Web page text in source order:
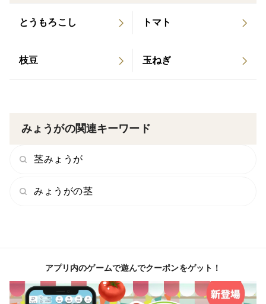
黄色い蕾が伸びてくる場合がありますが引き抜いてもら
ます。
とうもろこし トマト
枝豆 玉ねぎ
みょうがの関連キーワード
茎みょうが
みょうがの茎
アプリ内のゲームで遊んでクーポンをゲット！